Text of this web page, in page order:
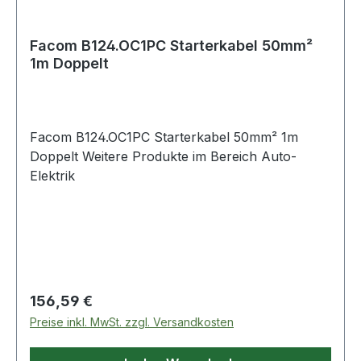
Facom B124.OC1PC Starterkabel 50mm²
1m Doppelt
Facom B124.OC1PC Starterkabel 50mm² 1m
Doppelt Weitere Produkte im Bereich Auto-
Elektrik
Regulärer Preis:
156,59 €
Preise inkl. MwSt. zzgl. Versandkosten